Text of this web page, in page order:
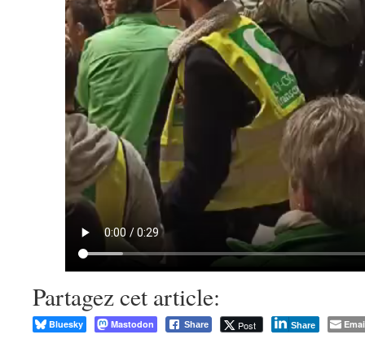
Partagez cet article:
Bluesky Mastodon Share Post Share